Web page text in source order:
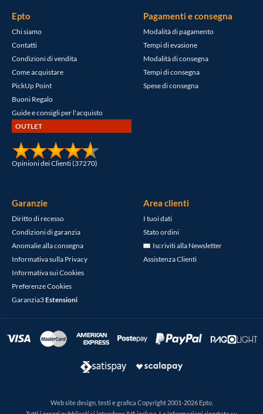
Epto
Chi siamo
Contatti
Condizioni di vendita
Come acquistare
PickUp Point
Buoni Regalo
Guide e consigli per l'acquisto
OUTLET
Opinioni dei Clienti (37270)
Pagamenti e consegna
Modalità di pagamento
Tempi di evasione
Modalità di consegna
Tempi di consegna
Spese di consegna
Garanzie
Diritto di recesso
Condizioni di garanzia
Anomalie alla consegna
Informativa sulla Privacy
Informativa sui Cookies
Preferenze Cookies
Garanzia3Estensioni
Area clienti
I tuoi dati
Stato ordini
Iscriviti alla Newsletter
Assistenza Clienti
Web site design, testi e grafica Copyright 2001-2026 Epto.